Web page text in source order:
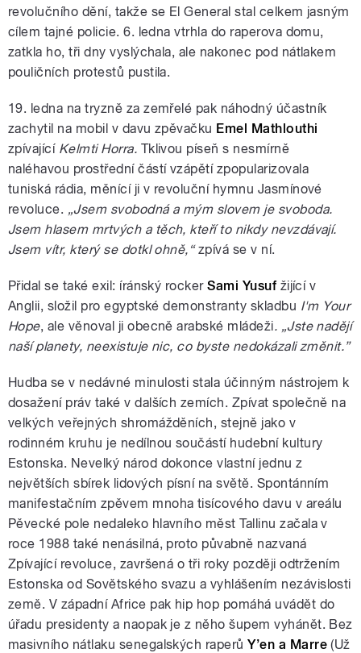
revolučního dění, takže se El General stal celkem jasným
cílem tajné policie. 6. ledna vtrhla do raperova domu,
zatkla ho, tři dny vyslýchala, ale nakonec pod nátlakem
pouličních protestů pustila.
19. ledna na tryzně za zemřelé pak náhodný účastník
zachytil na mobil v davu zpěvačku Emel Mathlouthi
zpívající Kelmti Horra. Tklivou píseň s nesmírně
naléhavou prostřední částí vzápětí zpopularizovala
tuniská rádia, měnící ji v revoluční hymnu Jasmínové
revoluce. „Jsem svobodná a mým slovem je svoboda.
Jsem hlasem mrtvých a těch, kteří to nikdy nevzdávají.
Jsem vítr, který se dotkl ohně,“zpívá se v ní.
Přidal se také exil: íránský rockerSami Yusuf žijící v
Anglii, složil pro egyptské demonstranty skladbu I'm Your
Hope, ale věnoval ji obecně arabské mládeži. „Jste nadějí
naší planety, neexistuje nic, co byste nedokázali změnit.”
Hudba se v nedávné minulosti stala účinným nástrojem k
dosažení práv také v dalších zemích. Zpívat společně na
velkých veřejných shromážděních, stejně jako v
rodinném kruhu je nedílnou součástí hudební kultury
Estonska. Nevelký národ dokonce vlastní jednu z
největších sbírek lidových písní na světě. Spontánním
manifestačním zpěvem mnoha tisícového davu v areálu
Pěvecké pole nedaleko hlavního měst Tallinu začala v
roce 1988 také nenásilná, proto půvabně nazvaná
Zpívající revoluce, završená o tři roky později odtržením
Estonska od Sovětského svazu a vyhlášením nezávislosti
země. V západní Africe pak hip hop pomáhá uvádět do
úřadu presidenty a naopak je z něho šupem vyhánět. Bez
masivního nátlaku senegalských raperůY’en a Marre (Už